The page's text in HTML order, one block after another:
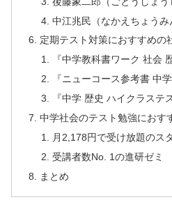
中江兆民（なかえちょうみ
定期テスト対策におすすめの
『中学教科書ワーク 社会
『ニューコース参考書 中学
『中学 歴史 ハイクラステ
中学社会のテスト勉強におす
月2,178円で受け放題のス
受講者数No. 1の進研ゼミ
まとめ